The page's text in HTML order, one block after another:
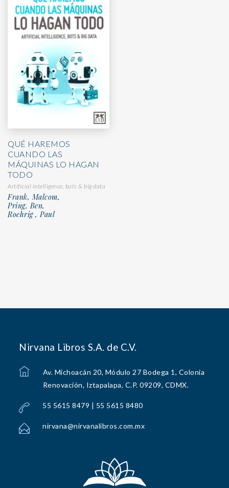
QUÉ HAREMOS
CUANDO LAS
MÁQUINAS LO HAGAN
TODO
Artificial intelligence, bots & big data
Frank, Malcom,
Pring, Ben,
Roehrig , Paul
Nirvana Libros S.A. de C.V.
Av. Michoacán 20, Módulo 27 Bodega 1, Colonia
Renovación, Iztapalapa, C.P. 09209, CDMX.
55 5615 8479 | 55 5615 8480
nirvana@nirvanalibros.com.mx